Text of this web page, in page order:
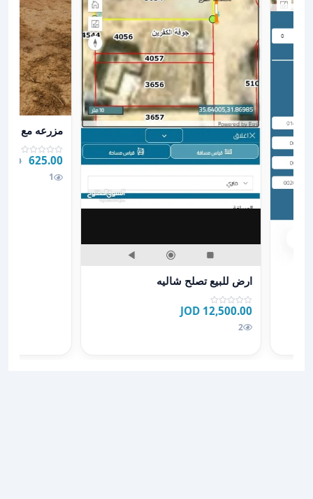
لاصحاب الاسكانات
عرض تفاصيل ارض للبيع تصلح شاليه
ارض للبيع تصلح شاليه
12,500.00 JOD
2
مزرعه مع بئر
625.00 JOD
JOD
1